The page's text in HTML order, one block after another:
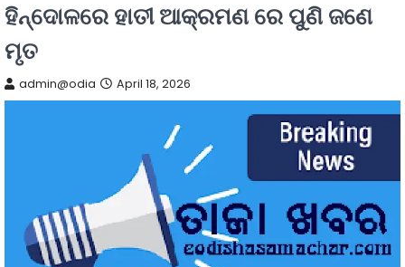
ହିନ୍ଦୋଳରେ ହାତୀ ଆକ୍ରମଣ ରେ ପୁଣି ଜଣେ
ମୃତ
admin@odia April 18, 2026